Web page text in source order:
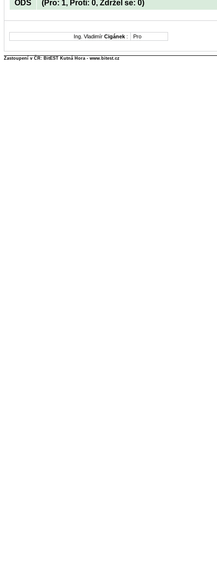
ODS (Pro: 1, Proti: 0, Zdržel se: 0)
Ing. Vladimír Cigánek : Pro
Zastoupení v ČR: BitEST Kutná Hora - www.bitest.cz